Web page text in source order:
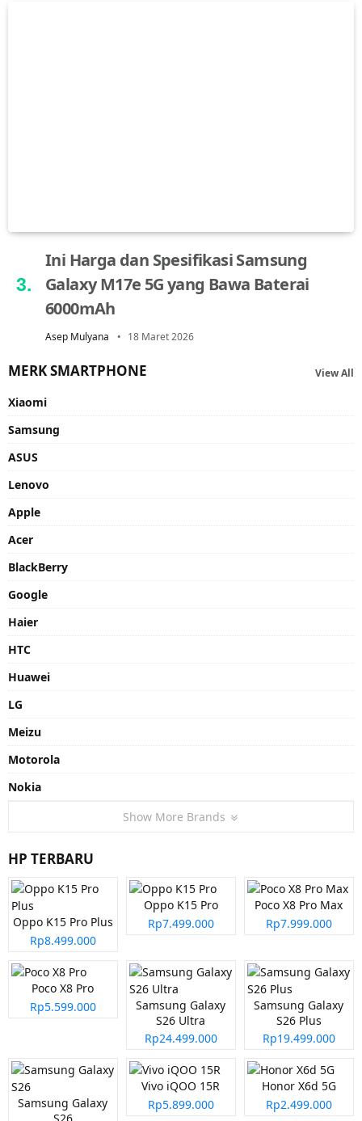
Ini Harga dan Spesifikasi Samsung
Galaxy M17e 5G yang Bawa Baterai
6000mAh
Asep Mulyana 18 Maret 2026
MERK SMARTPHONE View All
Xiaomi
Samsung
ASUS
Lenovo
Apple
Acer
BlackBerry
Google
Haier
HTC
Huawei
LG
Meizu
Motorola
Nokia
Show More Brands
HP TERBARU
Oppo K15 Pro Plus
Rp8.499.000
Oppo K15 Pro
Rp7.499.000
Poco X8 Pro Max
Rp7.999.000
Poco X8 Pro
Rp5.599.000
Samsung Galaxy
S26 Ultra
Rp24.499.000
Samsung Galaxy
S26 Plus
Rp19.499.000
Samsung Galaxy
Vivo iQOO 15R
Rp5.899.000
Honor X6d 5G
Rp2.499.000